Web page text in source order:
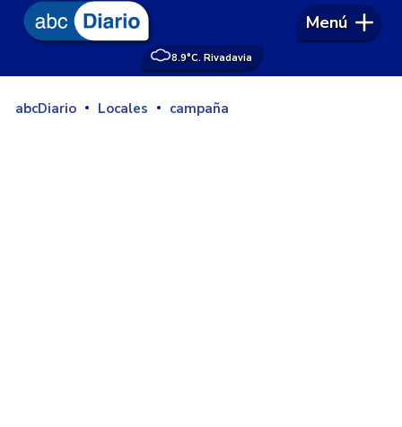
8.9°C. Rivadavia
Menú
abcDiario Locales campaña